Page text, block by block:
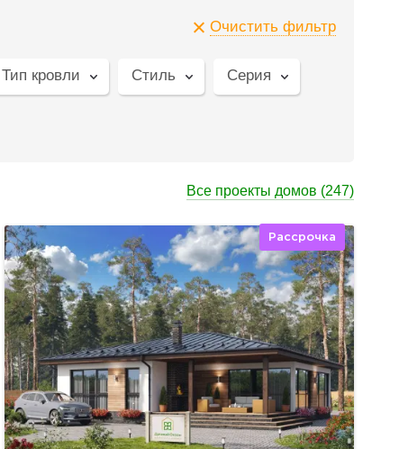
Очистить фильтр
Тип кровли Стиль Серия
Все проекты домов (247)
Рассрочка